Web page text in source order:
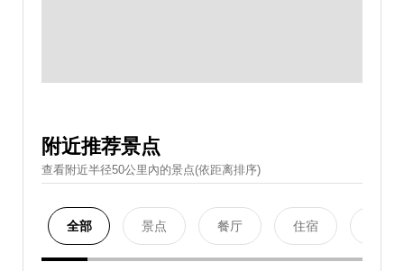
附近推荐景点
查看附近半径50公里內的景点(依距离排序)
全部 景点 餐厅 住宿